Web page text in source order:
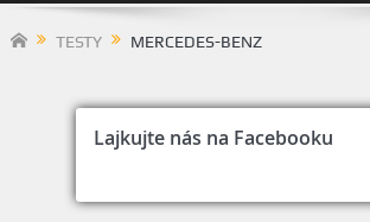
Lajkujte nás na Facebooku
TESTY MERCEDES-BENZ